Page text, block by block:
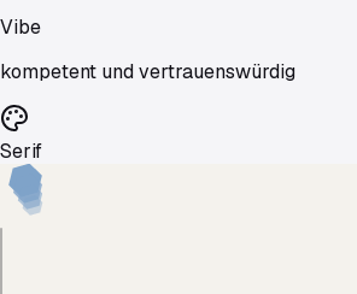
Vibe
kompetent und vertrauenswürdig
Serif